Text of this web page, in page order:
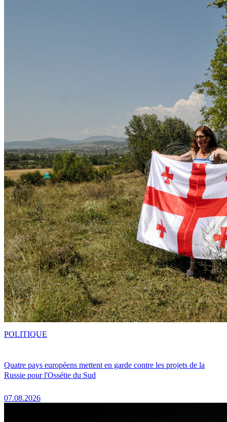
Quatre pays européens mettent en garde contre les projets de la
Russie pour l'Ossétie du Sud
07.08.2026
POLITIQUE